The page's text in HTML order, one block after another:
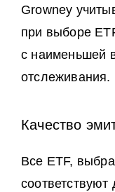
Growney
при выборе
с наименьшей
отслеживания.
Качество
Все ETF,